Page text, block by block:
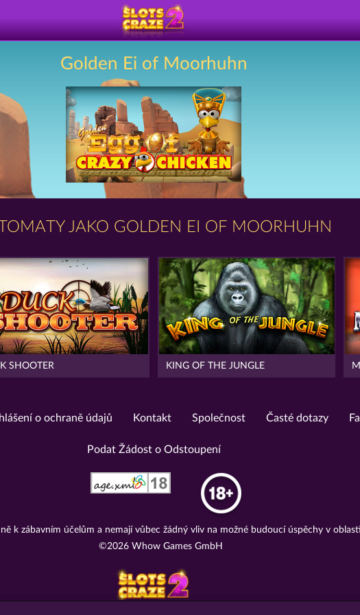
Golden Ei of Moorhuhn
JAKO GOLDEN EI OF MOORHUHN
SHOOTER KING OF THE JUNGLE
o ochraně údajů Kontakt Společnost Časté dotazy
Podat Žádost o Odstoupení
k zábavním účelům a nemají vůbec žádný vliv na možné budoucí úspěchy v
©2026 Whow Games GmbH